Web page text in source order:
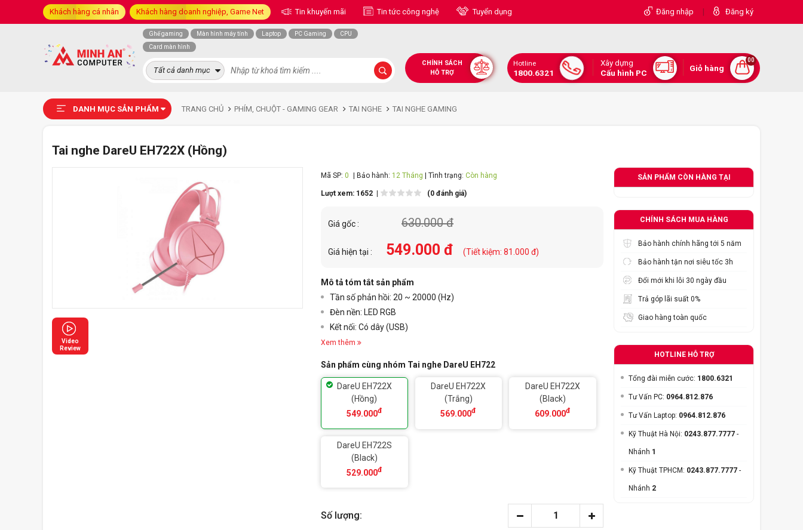
Khách hàng cá nhân Khách hàng doanh nghiệp, Game Net Tin khuyến mãi Tin tức công nghệ Tuyển dụng Đăng nhập | Đăng ký
Ghế gaming Màn hình máy tính Laptop PC Gaming
CPU
Card màn hình
Tất cả danh mục
CHÍNH SÁCH
HỖ TRỢ
Hotline
1800.6321
Xây dựng
Cấu hình PC
Giỏ hàng
00
DANH MỤC SẢN PHẨM TRANG CHỦ PHÍM, CHUỘT - GAMING GEAR TAI NGHE TAI NGHE GAMING
Tai nghe DareU EH722X (Hồng)
Video
Review
Mã SP: 0 | Bảo hành: 12 Tháng | Tình trạng: Còn hàng
Lượt xem: 1652 | (0 đánh giá)
Giá gốc : 630.000 đ
Giá hiện tại : 549.000 đ (Tiết kiệm: 81.000 đ)
Mô tả tóm tắt sản phẩm
Tần số phản hồi: 20 ~ 20000 (Hz)
Đèn nền: LED RGB
Kết nối: Có dây (USB)
Xem thêm
Sản phẩm cùng nhóm Tai nghe DareU EH722
DareU EH722X
(Hồng)
549.000đ
DareU EH722X
(Trắng)
569.000đ
DareU EH722X
(Black)
609.000đ
DareU EH722S
(Black)
529.000đ
Số lượng:
SẢN PHẨM CÒN HÀNG TẠI
CHÍNH SÁCH MUA HÀNG
Bảo hành chính hãng tới 5 năm
Bảo hành tận nơi siêu tốc 3h
Đổi mới khi lỗi 30 ngày đầu
Trả góp lãi suất 0%
Giao hàng toàn quốc
HOTLINE HỖ TRỢ
Tổng đài miễn cước: 1800.6321
Tư Vấn PC: 0964.812.876
Tư Vấn Laptop: 0964.812.876
Kỹ Thuật Hà Nội: 0243.877.7777 -
Nhánh 1
Kỹ Thuật TPHCM: 0243.877.7777 -
Nhánh 2